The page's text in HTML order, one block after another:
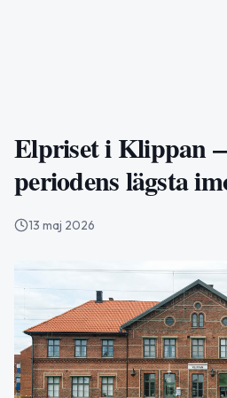
Elpriset i Klippan
periodens lägsta
13 maj 2026